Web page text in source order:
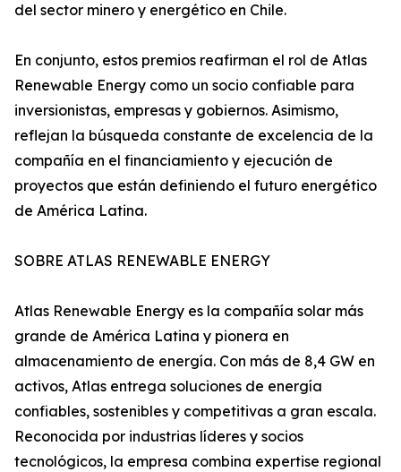
del sector minero y energético en Chile.
En conjunto, estos premios reafirman el rol de Atlas
Renewable Energy como un socio confiable para
inversionistas, empresas y gobiernos. Asimismo,
reflejan la búsqueda constante de excelencia de la
compañía en el financiamiento y ejecución de
proyectos que están definiendo el futuro energético
de América Latina.
SOBRE ATLAS RENEWABLE ENERGY
Atlas Renewable Energy es la compañía solar más
grande de América Latina y pionera en
almacenamiento de energía. Con más de 8,4 GW en
activos, Atlas entrega soluciones de energía
confiables, sostenibles y competitivas a gran escala.
Reconocida por industrias líderes y socios
tecnológicos, la empresa combina expertise regional